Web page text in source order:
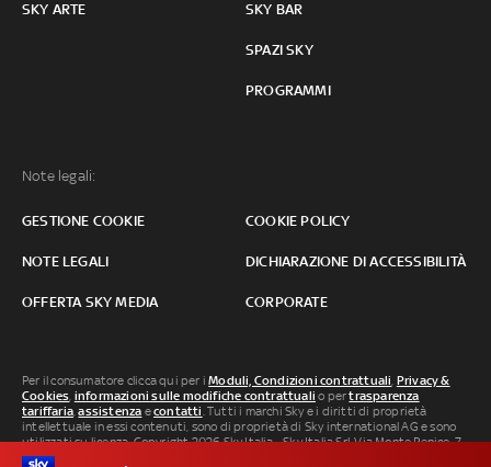
SKY ARTE SKY BAR
SPAZI SKY
PROGRAMMI
Note legali:
GESTIONE COOKIE COOKIE POLICY
NOTE LEGALI DICHIARAZIONE DI ACCESSIBILITÀ
OFFERTA SKY MEDIA CORPORATE
Per il consumatore clicca qui per iModuli, Condizioni contrattuali, Privacy &
Cookies, informazioni sulle modifiche contrattuali o pertrasparenza
tariffaria,assistenza econtatti. Tutti i marchi Sky e i diritti di proprietà
intellettuale in essi contenuti, sono di proprietà di Sky international AG e sono
utilizzati su licenza. Copyright 2026 Sky Italia - Sky Italia Srl Via Monte Penice, 7 -
20138 Milano P.IVA 04619241005. SkyTG24: ISSN 3035-1537 e SkySport: ISSN